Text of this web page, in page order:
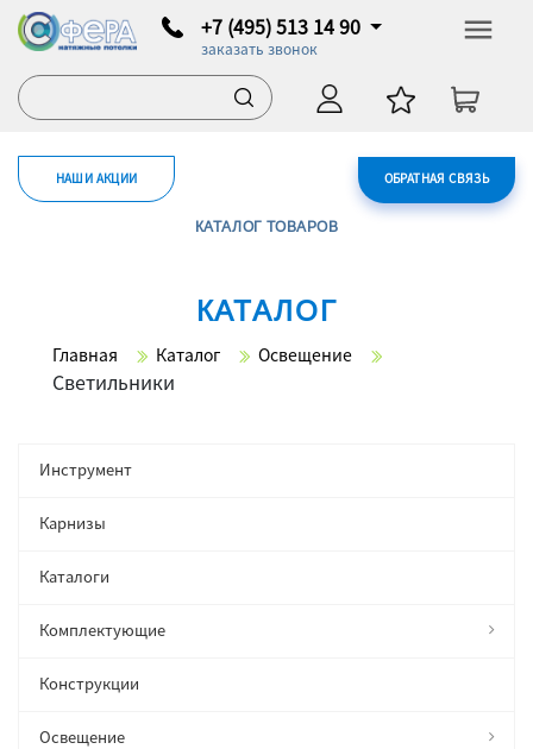
+7 (495) 513 14 90
заказать звонок
ОБРАТНАЯ СВЯЗЬ
НАШИ АКЦИИ
КАТАЛОГ ТОВАРОВ
КАТАЛОГ
Главная Каталог Освещение
Светильники
Инструмент
Карнизы
Каталоги
Комплектующие
Конструкции
Освещение